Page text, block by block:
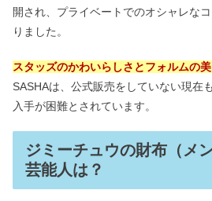
開され、プライベートでのオシャレな
りました。
スタッズのかわいらしさとフォルムの
SASHAは、公式販売をしていない現在
入手が困難とされています。
ジミーチュウの財布（メ
芸能人は？